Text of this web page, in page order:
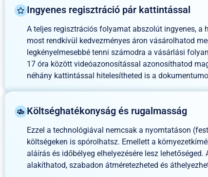
Ingyenes regisztráció pár kattintással
A teljes regisztrációs folyamat abszolút ingyenes, a
most rendkívül kedvezményes áron vásárolhatod
legkényelmesebbé tenni számodra a vásárlási
17 óra között videóazonosítással azonosíthatod
néhány kattintással hitelesítheted is a
Költséghatékonyság és rugalmasság
Ezzel a technológiával nemcsak a nyomtatáson
költségeken is spórolhatsz. Emellett a
aláírás és időbélyeg elhelyezésére lesz lehetőséged.
alakíthatod, szabadon átméretezheted és